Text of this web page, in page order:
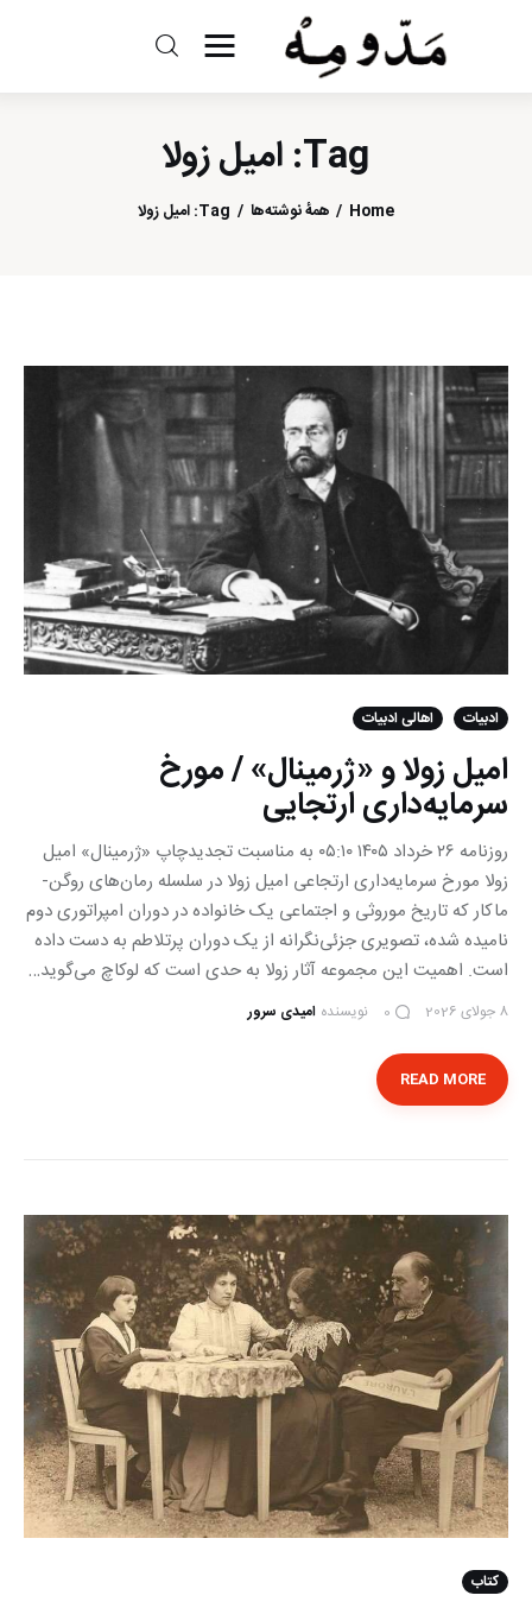
Tag: امیل زولا
Home همهٔ نوشته‌ها Tag: امیل زولا
مد و مه
سینما
درباره ما
ادبیات اهالی ادبیات
امیل زولا و «ژرمینال» / مورخ
سرمایه‌داری ارتجایی
روزنامه ۲۶ خرداد ۱۴۰۵ ۰۵:۱۰ به مناسبت تجدیدچاپ «ژرمینال» امیل
زولا مورخ سرمایه‌داری ارتجاعی امیل زولا در سلسله رمان‌های روگن-‌
ماکار که تاریخ موروثی و اجتماعی یک خانواده در دوران امپراتوری دوم
نامیده شده، تصویری جزئی‌نگرانه از یک دوران پرتلاطم به دست داده
است. اهمیت این مجموعه آثار زولا به حدی است که لوکاچ می‌گوید…
8 جولای 2026 0 نویسنده امیدی سرور
READ MORE
کتاب